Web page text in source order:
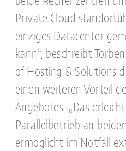
Private Cloud
einziges Datacenter
kann”, beschreibt
of Hosting & Solutions
einen weiteren Vorteil
Angebotes. „Das
Parallelbetrieb an
ermöglicht im Notfall